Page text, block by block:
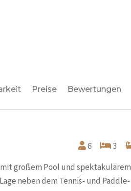
Preise Bewertungen
6 3
großem Pool und spektakulärem
neben dem Tennis- und Paddle-